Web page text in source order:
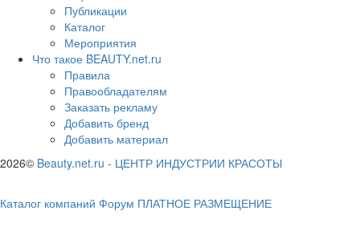
Публикации
Каталог
Мероприятия
Что такое BEAUTY.net.ru
Правила
Правообладателям
Заказать рекламу
Добавить бренд
Добавить материал
2026© Beauty.net.ru - ЦЕНТР ИНДУСТРИИ КРАСОТЫ
Каталог компаний Форум ПЛАТНОЕ РАЗМЕЩЕНИЕ